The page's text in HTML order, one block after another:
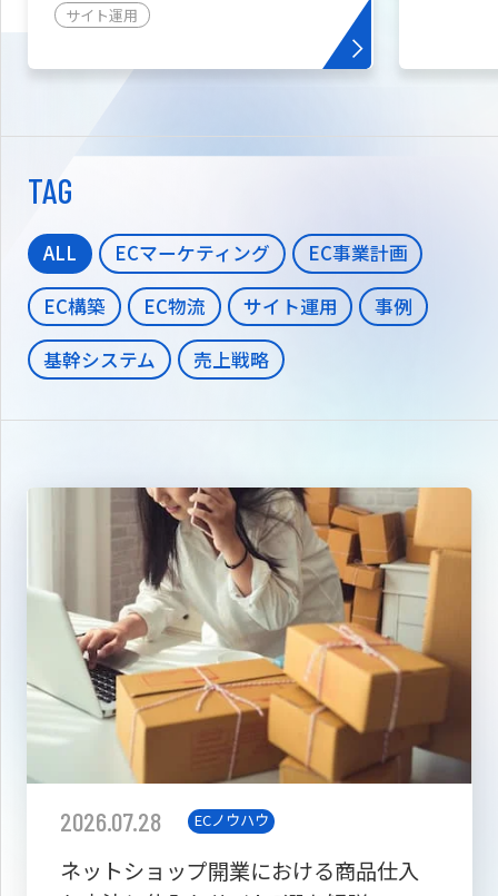
サイト運用
TAG
ALL ECマーケティング
EC事業計画
EC構築
EC物流 サイト運用
事例
基幹システム
売上戦略
2026.07.28 ECノウハウ
ネットショップ開業における商品仕入